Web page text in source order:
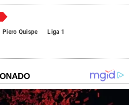
Piero Quispe
Liga 1